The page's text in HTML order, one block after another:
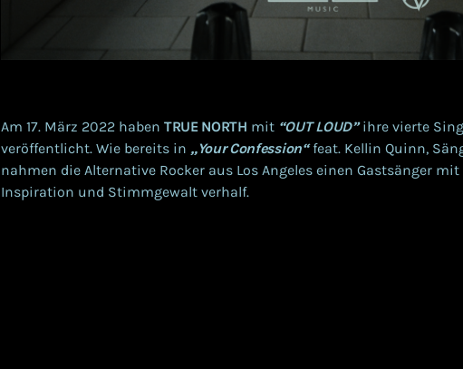
Am 17. März 2022 haben TRUE NORTH mit “OUT LOUD”ihre vierte
veröffentlicht. Wie bereits in „Your Confession“feat. Kellin Quinn,
nahmen die Alternative Rocker aus Los Angeles einen Gastsänger
Inspiration und Stimmgewalt verhalf.